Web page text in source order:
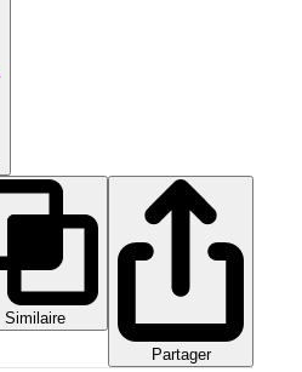
Similaire
Partager